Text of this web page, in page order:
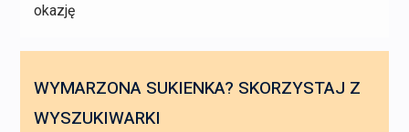
okazję
WYMARZONA SUKIENKA? SKORZYSTAJ Z
WYSZUKIWARKI